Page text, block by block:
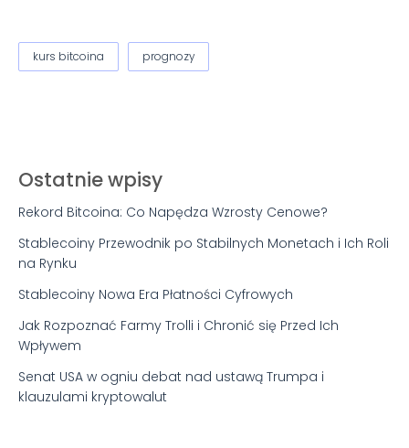
kurs bitcoina prognozy
Ostatnie wpisy
Rekord Bitcoina: Co Napędza Wzrosty Cenowe?
Stablecoiny Przewodnik po Stabilnych Monetach i Ich Roli
na Rynku
Stablecoiny Nowa Era Płatności Cyfrowych
Jak Rozpoznać Farmy Trolli i Chronić się Przed Ich
Wpływem
Senat USA w ogniu debat nad ustawą Trumpa i
klauzulami kryptowalut